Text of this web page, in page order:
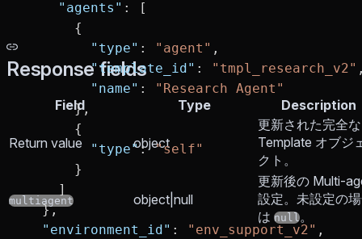
    "agents"
: [
      {
        "type"
: "agent" ,
        "template_id"
: "tmpl_research_v2"
        "name"
:
"Research Agent"
      },
      {
        "type"
: "self"
      }
    ]
  },
  "environment_id"
: "env_support_v2" ,
Response fields
Field Type Description
Return value object
更新された完全な
Template オブジ
クト。
multiagent object|null
更新後の Multi-
設定。未設定の
は null。